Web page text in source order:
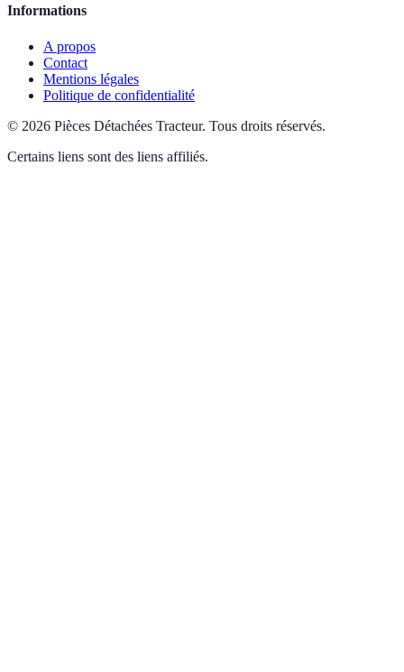
Informations
A propos
Contact
Mentions légales
Politique de confidentialité
© 2026 Pièces Détachées Tracteur. Tous droits réservés.
Certains liens sont des liens affiliés.